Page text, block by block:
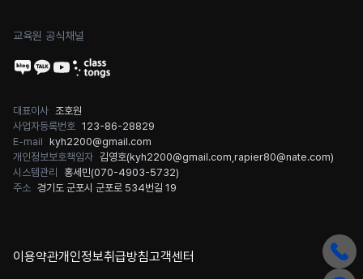
교육원 공식채널
대표이사 조호원
사업자등록번호 123-86-28829
E-mail kyh2200@gmail.com
개인정보보호책임자 김영호(kyh2200@gmail.com rapier80@nate.com)
시스템관리
홍세민(070-4903-5732)
주소 경기도 군포시 군포로 534번길 19
이용약관개인정보취급방침고객센터